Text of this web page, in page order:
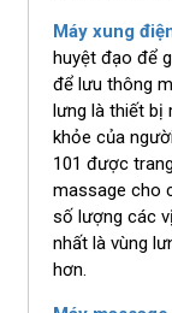
Máy xung
huyệt đạo để
để lưu thông
lưng là thiết bị
khỏe của
101 được
massage cho
số lượng các
nhất là vùng
hơn.